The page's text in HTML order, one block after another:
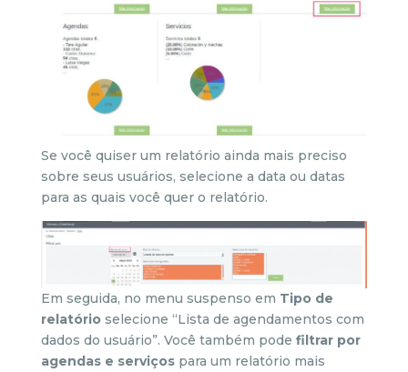
Se você quiser um relatório ainda mais preciso
sobre seus usuários, selecione a data ou datas
para as quais você quer o relatório.
Em seguida, no menu suspenso em Tipo de
relatório selecione “Lista de agendamentos com
dados do usuário”. Você também pode filtrar por
agendas e serviçospara um relatório mais